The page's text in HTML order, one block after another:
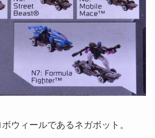
ウィールであるネガボット。